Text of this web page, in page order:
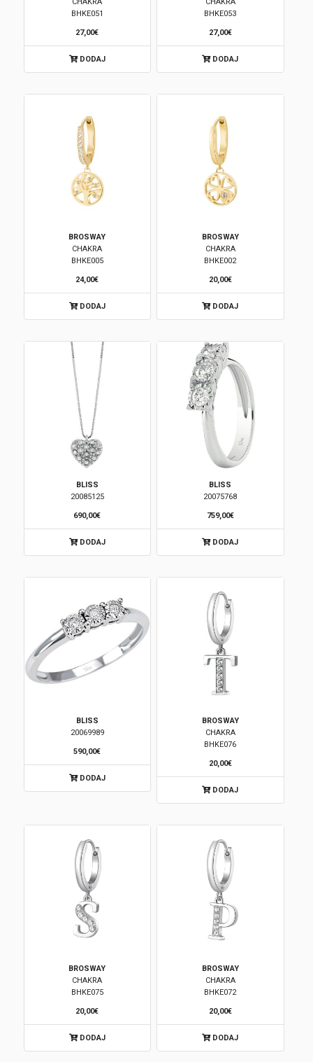
BHKE051
27,00€
DODAJ
BHKE053
27,00€
DODAJ
BROSWAY
CHAKRA
BHKE005
24,00€
DODAJ
BROSWAY
CHAKRA
BHKE002
20,00€
DODAJ
BLISS
20085125
690,00€
DODAJ
BLISS
20075768
759,00€
DODAJ
BLISS
20069989
590,00€
DODAJ
BROSWAY
CHAKRA
BHKE076
20,00€
DODAJ
BROSWAY
CHAKRA
BHKE075
20,00€
DODAJ
BROSWAY
CHAKRA
BHKE072
20,00€
DODAJ